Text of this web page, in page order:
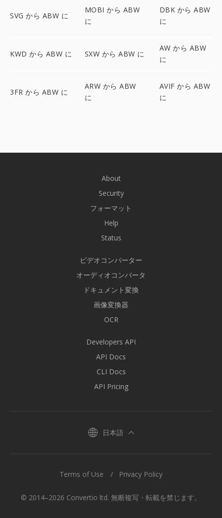
SVG から ABW に
MOBI から ABW
に
DBK から ABW
に
KWD から ABW に SXW から ABW に
AW から ABW
に
3FR から ABW に
ARW から ABW
に
AVIF から ABW
に
About
Security
フォーマット
Help
Status
ビデオコンバーター
オーディオコンバータ
ドキュメント変換
画像変換器
OCR
Developers API
API Docs
CLI Docs
API Pricing
日本語
© 2014–2026 Convertio ltd. 無断複写・転載を禁じます。
Terms of Use Privacy Policy